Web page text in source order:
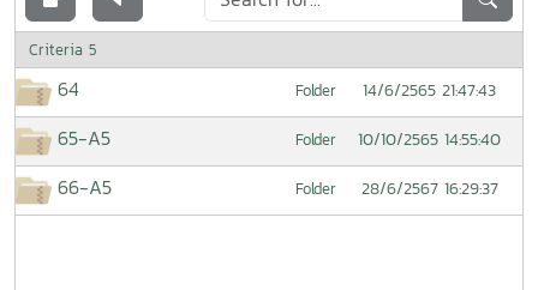
Criteria 5
64 Folder 14/6/2565 21:47:43
65-A5 Folder 10/10/2565 14:55:40
66-A5 Folder 28/6/2567 16:29:37